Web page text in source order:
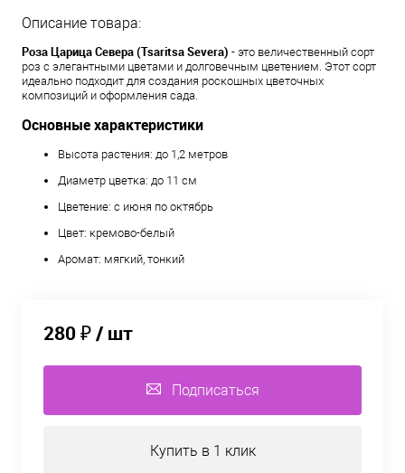
Описание товара:
Роза Царицa Севера (Tsaritsa Severa) - это величественный сорт
роз с элегантными цветами и долговечным цветением. Этот сорт
идеально подходит для создания роскошных цветочных
композиций и оформления сада.
Основные характеристики
Высота растения: до 1,2 метров
Диаметр цветка: до 11 см
Цветение: с июня по октябрь
Цвет: кремово-белый
Аромат: мягкий, тонкий
280 ₽/ шт
Подписаться
Купить в 1 клик